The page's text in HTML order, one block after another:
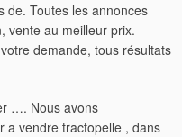
de. Toutes les annonces
vente au meilleur prix.
demande, tous résultats
…. Nous avons
a vendre tractopelle , dans